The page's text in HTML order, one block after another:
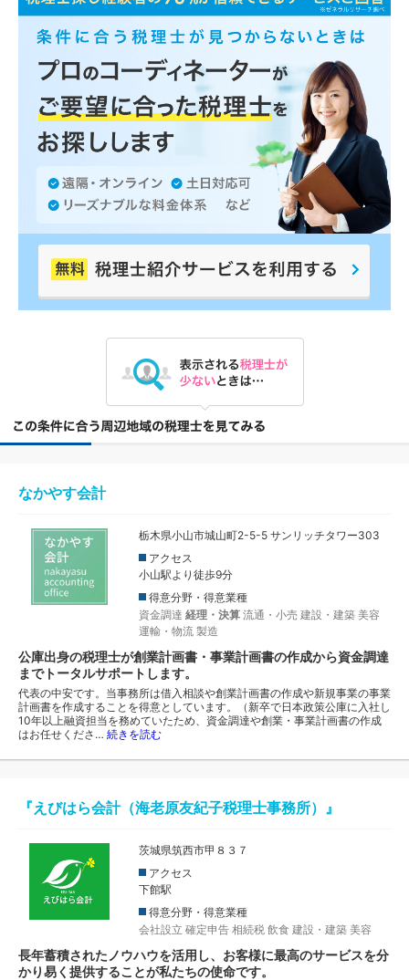
なかやす会計
栃木県小山市城山町2-5-5 サンリッチタワー303
アクセス
小山駅より徒歩9分
得意分野・得意業種
資金調達 経理・決算 流通・小売 建設・建築 美容
運輸・物流 製造
公庫出身の税理士が創業計画書・事業計画書の作成から資金調達
までトータルサポートします。
代表の中安です。当事務所は借入相談や創業計画書の作成や新規事業の事業
計画書を作成することを得意としています。（新卒で日本政策公庫に入社し
10年以上融資担当を務めていたため、資金調達や創業・事業計画書の作成
はお任せくださ… 続きを読む
『えびはら会計（海老原友紀子税理士事務所）』
茨城県筑西市甲８３７
アクセス
下館駅
得意分野・得意業種
会社設立 確定申告 相続税 飲食 建設・建築 美容
長年蓄積されたノウハウを活用し、お客様に最高のサービスを分
かり易く提供することが私たちの使命です。